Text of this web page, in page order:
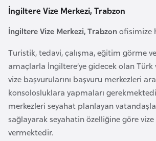
İ
ş
e
m
l
e
İngiltere Vize Merkezi, Trabzon
İngiltere Vize Merkezi, Trabzonofisimize
Turistik, tedavi, çalışma, eğitim görme
amaçlarla İngiltere’ye gidecek olan Türk
vize başvurularını başvuru merkezleri
konsolosluklara yapmaları
merkezleri seyahat planlayan
sağlayarak seyahatin özelliğine göre
vermektedir.
t
r
y
a
A
z
e
r